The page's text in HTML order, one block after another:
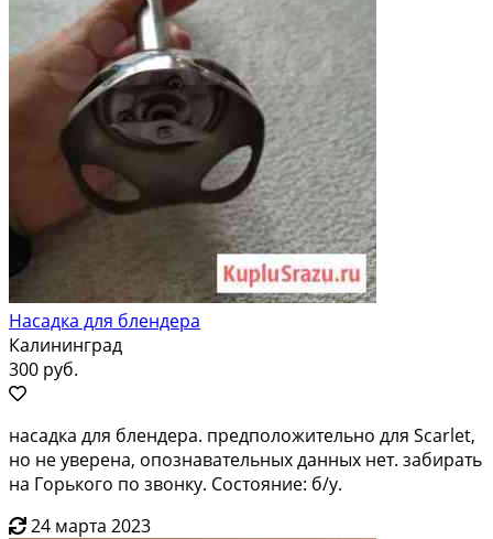
Насадка для блендера
Калининград
300 руб.
насадка для блендера. предположительно для Scarlet,
но не уверена, опознавательных данных нет. забирать
на Горького по звонку. Состояние: б/у.
24 марта 2023